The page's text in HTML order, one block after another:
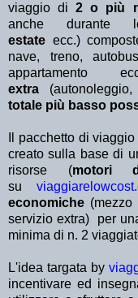
viaggio di2 o più
anche
estate ecc.)
nave, treno,
extra
totale più basso
Il pacchetto di viaggio
creato sulla base di
risorse (motori
su
economiche
servizio extra)
per
minima di n. 2
L'idea targata by
incentivare ed